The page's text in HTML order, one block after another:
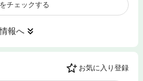
チェックする
報へ
お気に入り登録